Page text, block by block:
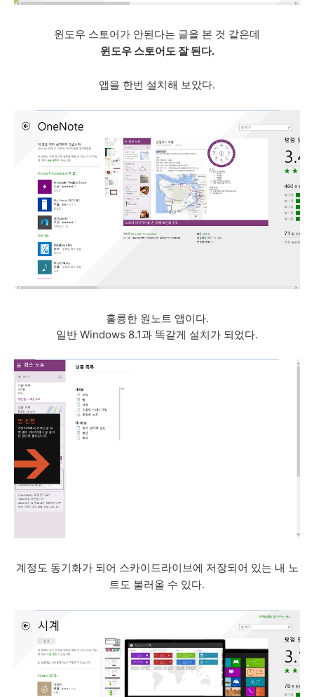
윈도우 스토어가 안된다는 글을 본 것 같은데
윈도우 스토어도 잘 된다.
앱을 한번 설치해 보았다.
훌륭한 원노트 앱이다.
일반 Windows 8.1과 똑같게 설치가 되었다.
계정도 동기화가 되어 스카이드라이브에 저장되어 있는 내 노
트도 불러올 수 있다.